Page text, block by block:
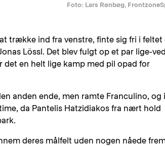
Foto: Lars Rønbøg,
trække ind fra venstre, finte sig fri i feltet
Lössl. Det blev fulgt op et par lige-
en helt lige kamp med pil opad for
anden ende, men ramte Franculino, og i
da Pantelis Hatzidiakos fra nært hold
deres målfelt uden nogen nåede